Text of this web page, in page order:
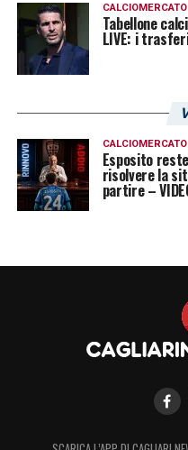
CALCIOMERCATO
Tabellone
LIVE: i
CALCIOMERCATO
Esposito
risolvere la
partire –